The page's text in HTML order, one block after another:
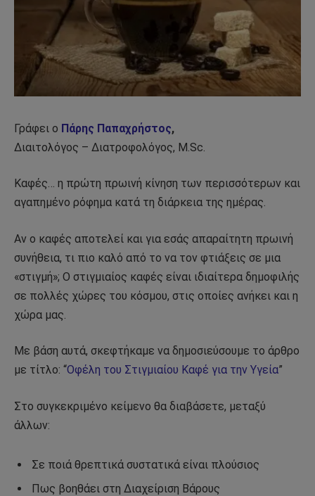
Γράφει ο Πάρης Παπαχρήστος,
Διαιτολόγος – Διατροφολόγος, M.Sc.
Καφές… η πρώτη πρωινή κίνηση των περισσότερων και
αγαπημένο ρόφημα κατά τη διάρκεια της ημέρας.
Αν ο καφές αποτελεί και για εσάς απαραίτητη πρωινή
συνήθεια, τι πιο καλό από το να τον φτιάξεις σε μια
«στιγμή»; Ο στιγμιαίος καφές είναι ιδιαίτερα δημοφιλής
σε πολλές χώρες του κόσμου, στις οποίες ανήκει και η
χώρα μας.
Με βάση αυτά, σκεφτήκαμε να δημοσιεύσουμε το άρθρο
με τίτλο: “Οφέλη του Στιγμιαίου Καφέ για την Υγεία”
Στο συγκεκριμένο κείμενο θα διαβάσετε, μεταξύ
άλλων:
Σε ποιά θρεπτικά συστατικά είναι πλούσιος
Πως βοηθάει στη Διαχείριση Βάρους